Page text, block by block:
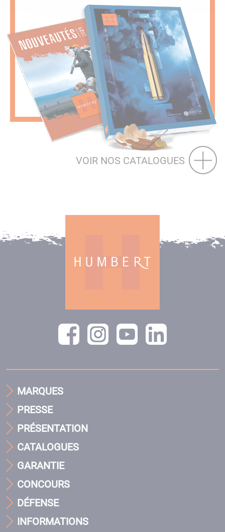
VOIR NOS CATALOGUES
MARQUES
PRESSE
PRÉSENTATION
CATALOGUES
GARANTIE
CONCOURS
DÉFENSE
INFORMATIONS